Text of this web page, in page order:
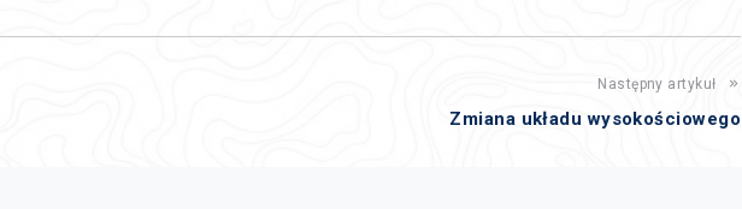
Następny artykuł
Zmiana układu wysokościowego